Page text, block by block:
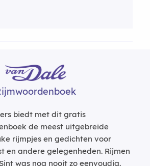
biedt met dit gratis
de meest uitgebreide
rijmpjes en gedichten voor
en andere gelegenheden. Rijmen
was nog nooit zo eenvoudig.